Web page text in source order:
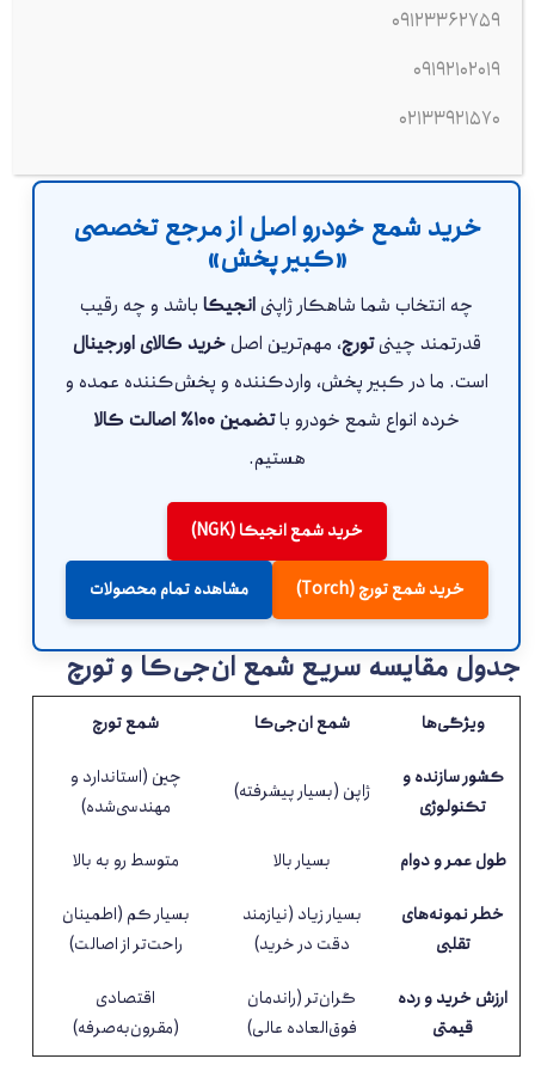
بی‌نقص دارد.
خرید شمع خودرو اصل از مرجع تخصصی
«کبیر پخش»
چه انتخاب شما شاهکار ژاپنیانجیکا باشد و چه رقیب
قدرتمند چینیتورچ، مهم‌ترین اصلخرید کالای اورجینال
است. ما در کبیر پخش، واردکننده و پخش‌کننده عمده و
خرده انواع شمع خودرو باتضمین ۱۰۰٪ اصالت کالا
هستیم.
خرید شمع انجیکا (NGK)
خرید شمع تورچ (Torch) مشاهده تمام محصولات
جدول مقایسه سریع شمع ان‌جی‌کا و تورچ
ویژگی‌ها شمع ان‌جی‌کا شمع تورچ
کشور سازنده و
تکنولوژی
ژاپن (بسیار پیشرفته)
چین (استاندارد و
مهندسی‌شده)
طول عمر و دوام بسیار بالا متوسط رو به بالا
خطر نمونه‌های
تقلبی
بسیار زیاد (نیازمند
دقت در خرید)
بسیار کم (اطمینان
راحت‌تر از اصالت)
ارزش خرید و رده
قیمتی
گران‌تر (راندمان
فوق‌العاده عالی)
اقتصادی
(مقرون‌به‌صرفه)
09123362759
09192102019
02133921570